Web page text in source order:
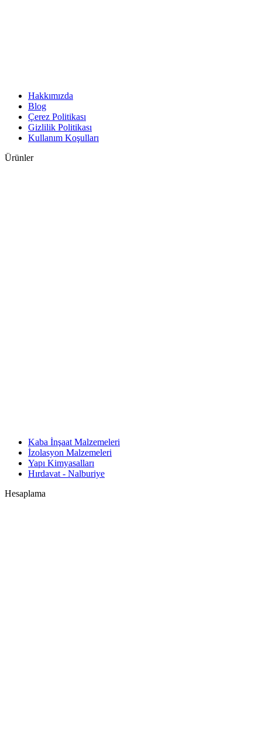
Hakkımızda
Blog
Çerez Politikası
Gizlilik Politikası
Kullanım Koşulları
Ürünler
Kaba İnşaat Malzemeleri
İzolasyon Malzemeleri
Yapı Kimyasalları
Hırdavat - Nalburiye
Hesaplama